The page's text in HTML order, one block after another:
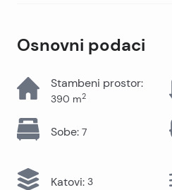
Osnovni podaci
Stambeni prostor:
390 m2
Sobe: 7
Katovi: 3